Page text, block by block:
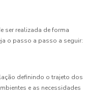
ser realizada de forma
o passo a passo a seguir:
definindo o trajeto dos
e as necessidades